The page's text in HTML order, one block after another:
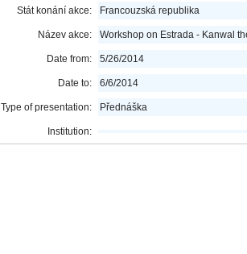
Stát konání akce: Francouzská republika
Název akce: Workshop on Estrada - Kanwal
Date from: 5/26/2014
Date to: 6/6/2014
Type of presentation: Přednáška
Institution: